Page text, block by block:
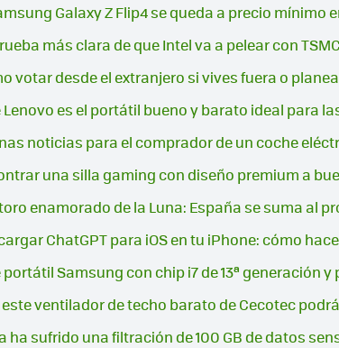
Galaxy Z Flip4 se queda a precio
más clara de que Intel va a pelear con
votar desde el extranjero si vives fuera o
Lenovo es el portátil bueno y barato ideal para
noticias para el comprador de un coche
una silla gaming con diseño premium a
enamorado de la Luna: España se suma al
ChatGPT para iOS en tu iPhone: cómo
portátil Samsung con chip i7 de 13ª generación
este ventilador de techo barato de Cecotec
ha sufrido una filtración de 100 GB de datos